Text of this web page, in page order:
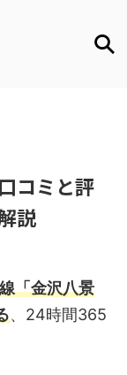
コミと評
説
「金沢八景
、24時間365